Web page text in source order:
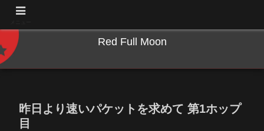
Red Full Moon
昨日より速いパケットを求めて 第1ホップ
目